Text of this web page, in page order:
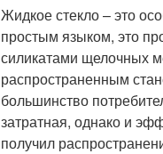
Жидкое стекло – это
простым языком, это
силикатами щелочных
распространенным
большинство
затратная, однако и
получил